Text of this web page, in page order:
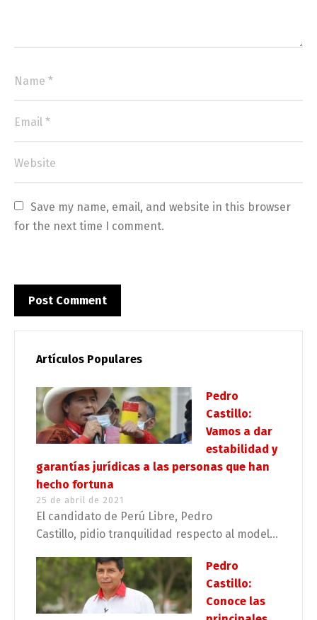
Save my name, email, and website in this browser
for the next time I comment.
Artículos Populares
Pedro
Castillo:
Vamos a dar
estabilidad y
garantías jurídicas a las personas que han
hecho fortuna
25 de abril de 2021
El candidato de Perú Libre, Pedro
Castillo, pidio tranquilidad respecto al model...
Pedro
Castillo:
Conoce las